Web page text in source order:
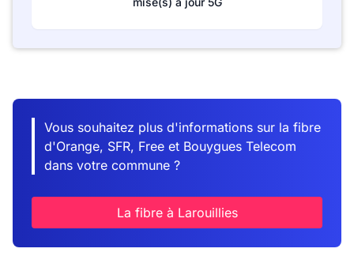
Vous souhaitez plus d'informations sur la fibre
d'Orange, SFR, Free et Bouygues Telecom
dans votre commune ?
La fibre à Larouillies